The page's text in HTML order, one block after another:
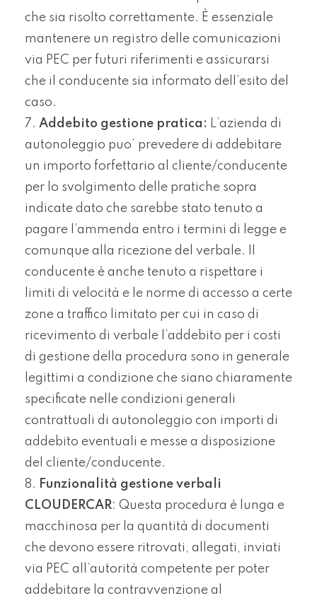
che sia risolto correttamente. È essenziale
mantenere un registro delle comunicazioni
via PEC per futuri riferimenti e assicurarsi
che il conducente sia informato dell’esito del
caso.
Addebito gestione pratica: L’azienda di
autonoleggio puo’ prevedere di addebitare
un importo forfettario al cliente/conducente
per lo svolgimento delle pratiche sopra
indicate dato che sarebbe stato tenuto a
pagare l’ammenda entro i termini di legge e
comunque alla ricezione del verbale. Il
conducente è anche tenuto a rispettare i
limiti di velocità e le norme di accesso a certe
zone a traffico limitato per cui in caso di
ricevimento di verbale l’addebito per i costi
di gestione della procedura sono in generale
legittimi a condizione che siano chiaramente
specificate nelle condizioni generali
contrattuali di autonoleggio con importi di
addebito eventuali e messe a disposizione
del cliente/conducente.
Funzionalità gestione verbali
CLOUDERCAR: Questa procedura è lunga e
macchinosa per la quantità di documenti
che devono essere ritrovati, allegati, inviati
via PEC all’autorità competente per poter
addebitare la contravvenzione al